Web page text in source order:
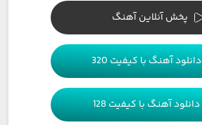
پخش آنلاین آهنگ
دانلود آهنگ با کیفیت 320
دانلود آهنگ با کیفیت 128